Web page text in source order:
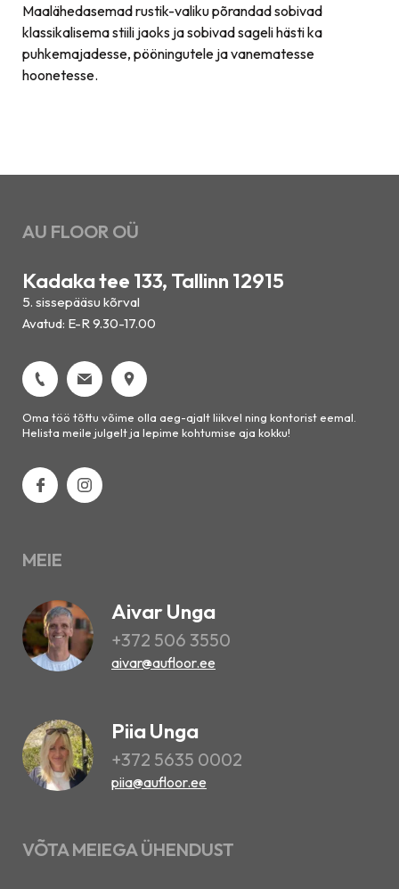
Maalähedasemad rustik-valiku põrandad sobivad
klassikalisema stiili jaoks ja sobivad sageli hästi ka
puhkemajadesse, pööningutele ja vanematesse
hoonetesse.
AU FLOOR OÜ
Kadaka tee 133, Tallinn 12915
5. sissepääsu kõrval
Avatud: E-R 9.30-17.00
Oma töö tõttu võime olla aeg-ajalt liikvel ning kontorist eemal.
Helista meile julgelt ja lepime kohtumise aja kokku!
MEIE
Aivar Unga
+372 506 3550
aivar@aufloor.ee
Piia Unga
+372 5635 0002
piia@aufloor.ee
VÕTA MEIEGA ÜHENDUST